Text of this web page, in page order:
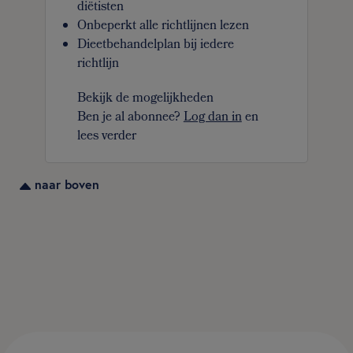
diëtisten
Onbeperkt alle richtlijnen lezen
Dieetbehandelplan bij iedere
richtlijn
Bekijk de mogelijkheden
Ben je al abonnee?Log dan inen
lees verder
naar boven